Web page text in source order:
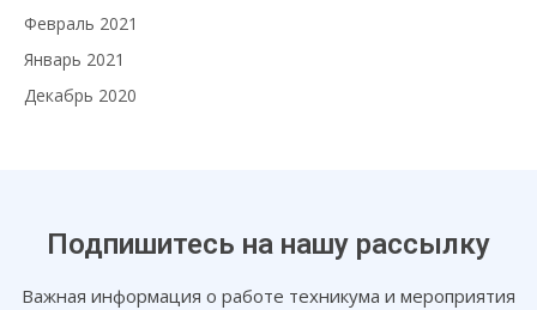
Февраль 2021
Январь 2021
Декабрь 2020
Подпишитесь на нашу рассылку
Важная информация о работе техникума и мероприятия